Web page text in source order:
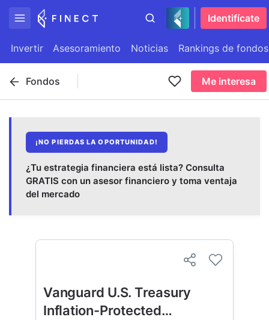
Identifícate
Invertir Asesoramiento Noticias Rankings de fondos
Fondos Me interesa
¡NO PIERDAS LA OPORTUNIDAD!
¿Tu estrategia financiera está lista? Consulta
GRATIS con un asesor financiero y toma ventaja
del mercado
Vanguard U.S. Treasury
Inflation-Protected